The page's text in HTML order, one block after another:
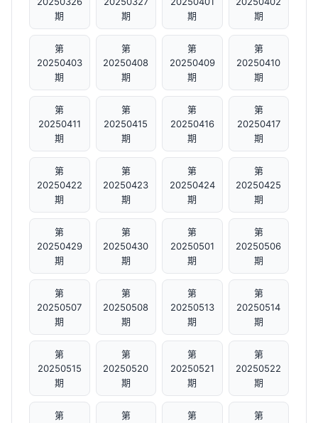
期
期
期
期
第
20250403
期
第
20250408
期
第
20250409
期
第
20250410
期
第
20250411
期
第
20250415
期
第
20250416
期
第
20250417
期
第
20250422
期
第
20250423
期
第
20250424
期
第
20250425
期
第
20250429
期
第
20250430
期
第
20250501
期
第
20250506
期
第
20250507
期
第
20250508
期
第
20250513
期
第
20250514
期
第
20250515
期
第
20250520
期
第
20250521
期
第
20250522
期
第
第
第
第